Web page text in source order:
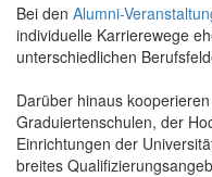
Bei den Alumni-
individuelle Karrierewege
unterschiedlichen
Darüber hinaus
Graduiertenschulen, der
Einrichtungen der
breites